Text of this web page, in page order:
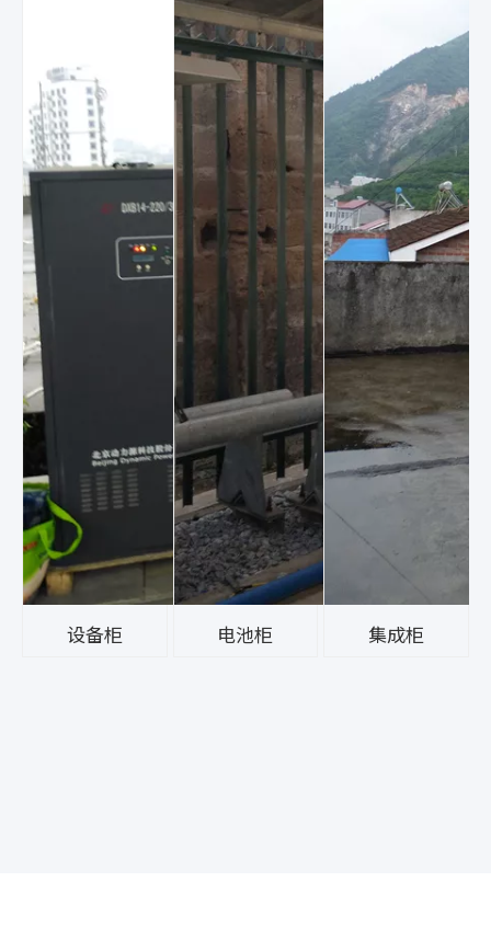
设备柜 电池柜 集成柜